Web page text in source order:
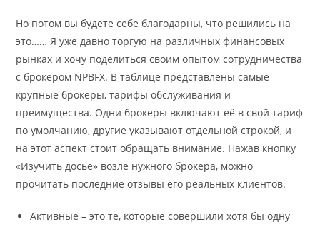
Но потом вы будете себе благодарны, что решились на
это…… Я уже давно торгую на различных финансовых
рынках и хочу поделиться своим опытом сотрудничества
с брокером NPBFX. В таблице представлены самые
крупные брокеры, тарифы обслуживания и
преимущества. Одни брокеры включают её в свой тариф
по умолчанию, другие указывают отдельной строкой, и
на этот аспект стоит обращать внимание. Нажав кнопку
«Изучить досье» возле нужного брокера, можно
прочитать последние отзывы его реальных клиентов.
Активные – это те, которые совершили хотя бы одну